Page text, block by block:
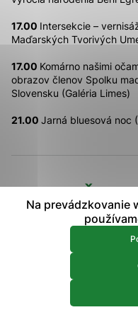
17.00 Intersekcie –
Maďarských Tvorivých
17.00 Komárno našimi
obrazov členov Spolku
Slovensku (Galéria Limes)
21.00 Jarná bluesová noc
august 2026
20:00 -
Na prevádzkovanie
týchto súborov cookie
Analytické cookies
Analytické cookies
pochopiť, ako
mohol stránky
skúsenosť. Všetky dáta